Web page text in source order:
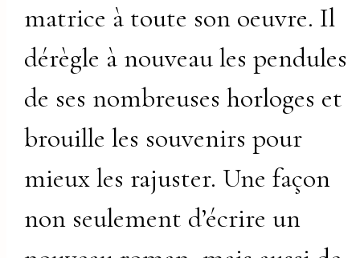
matrice à toute son oeuvre. Il
dérègle à nouveau les pendules
de ses nombreuses horloges et
brouille les souvenirs pour
mieux les rajuster. Une façon
non seulement d’écrire un